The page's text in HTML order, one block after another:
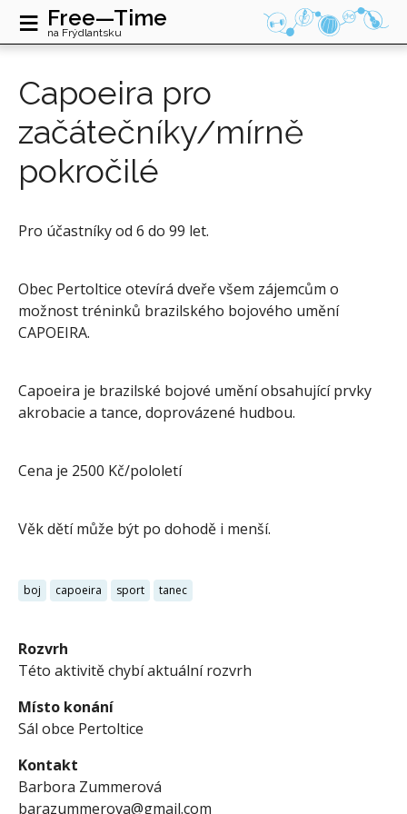
≡ Free—Time
na Frýdlantsku
Capoeira pro
začátečníky/mírně
pokročilé
Pro účastníky od 6 do 99 let.
Obec Pertoltice otevírá dveře všem zájemcům o
možnost tréninků brazilského bojového umění
CAPOEIRA.
Capoeira je brazilské bojové umění obsahující prvky
akrobacie a tance, doprovázené hudbou.
Cena je 2500 Kč/pololetí
Věk dětí může být po dohodě i menší.
boj capoeira sport tanec
Rozvrh
Této aktivitě chybí aktuální rozvrh
Místo konání
Sál obce Pertoltice
Kontakt
Barbora Zummerová
barazummerova@gmail.com